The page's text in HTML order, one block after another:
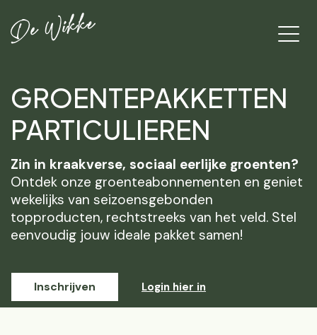
GROENTEPAKKETTEN
PARTICULIEREN
Zin in kraakverse, sociaal eerlijke groenten?
Ontdek onze groenteabonnementen en geniet
wekelijks van seizoensgebonden
topproducten, rechtstreeks van het veld. Stel
eenvoudig jouw ideale pakket samen!
Inschrijven Login hier in